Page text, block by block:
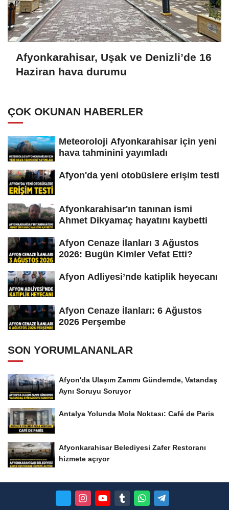
Afyonkarahisar, Uşak ve Denizli’de 16
Haziran hava durumu
ÇOK OKUNAN HABERLER
Meteoroloji Afyonkarahisar için yeni
hava tahminini yayımladı
Afyon'da yeni otobüslere erişim testi
Afyonkarahisar'ın tanınan ismi
Ahmet Dikyamaç hayatını kaybetti
Afyon Cenaze İlanları 3 Ağustos
2026: Bugün Kimler Vefat Etti?
Afyon Adliyesi’nde katiplik heyecanı
Afyon Cenaze İlanları: 6 Ağustos
2026 Perşembe
SON YORUMLANANLAR
Afyon'da Ulaşım Zammı Gündemde, Vatandaş
Aynı Soruyu Soruyor
Antalya Yolunda Mola Noktası: Café de Paris
Afyonkarahisar Belediyesi Zafer Restoranı
hizmete açıyor